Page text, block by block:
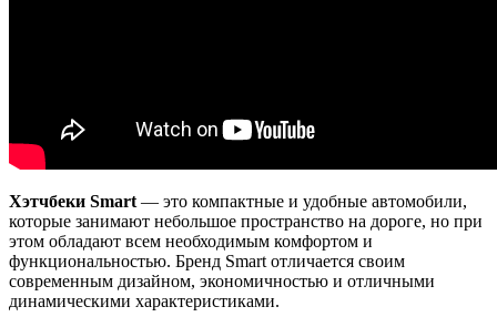
Хэтчбеки Smart — это компактные и удобные автомобили,
которые занимают небольшое пространство на дороге, но при
этом обладают всем необходимым комфортом и
функциональностью. Бренд Smart отличается своим
современным дизайном, экономичностью и отличными
динамическими характеристиками.